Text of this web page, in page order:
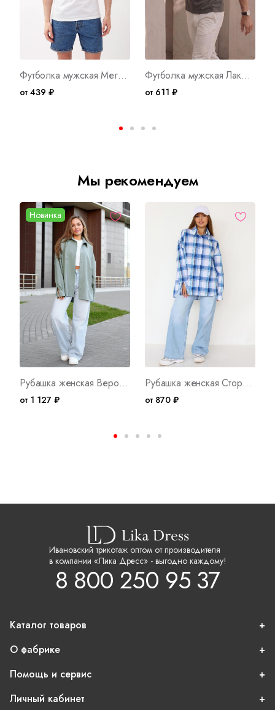
Футболка мужская Мегал А Арт. 6754
от 439 ₽
Футболка мужская Лакост Х Арт. 10725
от 611 ₽
Мы рекомендуем
Новинка
Рубашка женская Верона З Арт. 10162
от 1 127 ₽
Рубашка женская Сторис Арт. 10107
от 870 ₽
Ивановский трикотаж оптом от производителя
в компании «Лика Дресс» - выгодно каждому!
8 800 250 95 37
Каталог товаров
О фабрике
Помощь и сервис
Личный кабинет